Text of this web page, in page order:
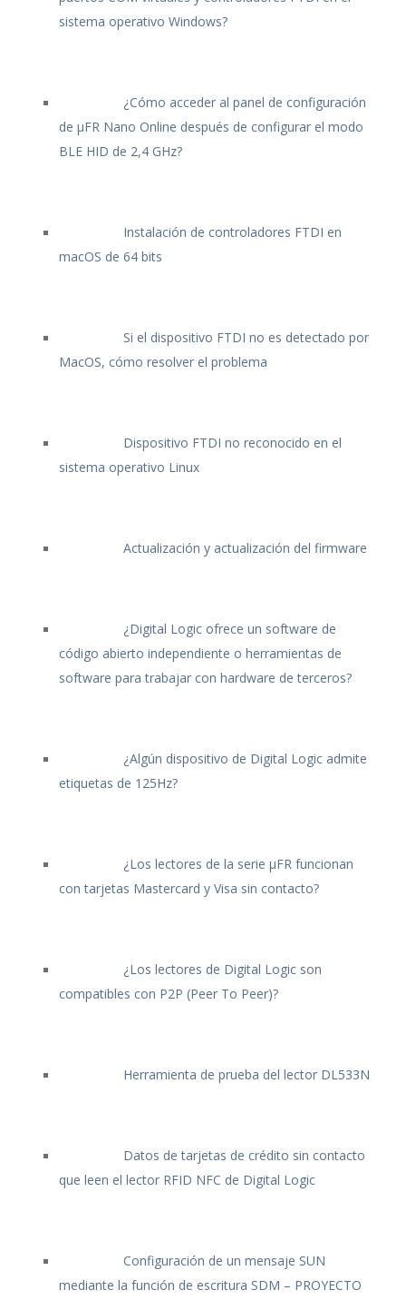
sistema operativo Windows?
¿Cómo acceder al panel de configuración
de μFR Nano Online después de configurar el modo
BLE HID de 2,4 GHz?
Instalación de controladores FTDI en
macOS de 64 bits
Si el dispositivo FTDI no es detectado por
MacOS, cómo resolver el problema
Dispositivo FTDI no reconocido en el
sistema operativo Linux
Actualización y actualización del firmware
¿Digital Logic ofrece un software de
código abierto independiente o herramientas de
software para trabajar con hardware de terceros?
¿Algún dispositivo de Digital Logic admite
etiquetas de 125Hz?
¿Los lectores de la serie μFR funcionan
con tarjetas Mastercard y Visa sin contacto?
¿Los lectores de Digital Logic son
compatibles con P2P (Peer To Peer)?
Herramienta de prueba del lector DL533N
Datos de tarjetas de crédito sin contacto
que leen el lector RFID NFC de Digital Logic
Configuración de un mensaje SUN
mediante la función de escritura SDM – PROYECTO